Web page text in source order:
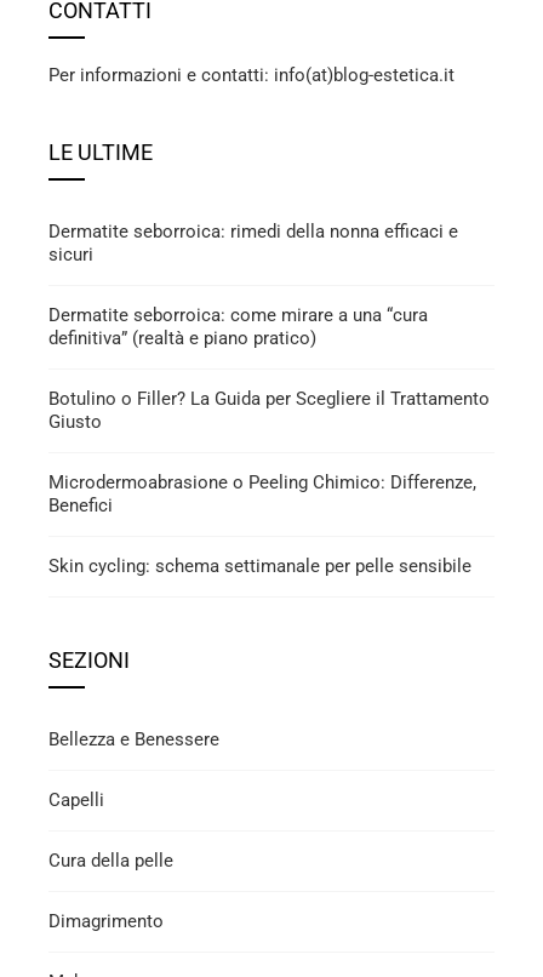
CONTATTI
Per informazioni e contatti: info(at)blog-estetica.it
LE ULTIME
Dermatite seborroica: rimedi della nonna efficaci e
sicuri
Dermatite seborroica: come mirare a una “cura
definitiva” (realtà e piano pratico)
Botulino o Filler? La Guida per Scegliere il Trattamento
Giusto
Microdermoabrasione o Peeling Chimico: Differenze,
Benefici
Skin cycling: schema settimanale per pelle sensibile
SEZIONI
Bellezza e Benessere
Capelli
Cura della pelle
Dimagrimento